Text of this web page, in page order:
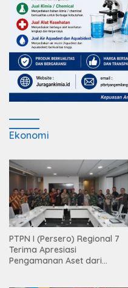
Ekonomi
PTPN I (Persero) Regional 7
Terima Apresiasi
Pengamanan Aset dari